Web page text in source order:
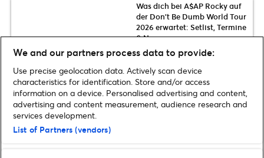
Was dich bei A$AP Rocky auf
der Don’t Be Dumb World Tour
2026 erwartet: Setlist, Termine
& News
2026 solo auf Tour nach
Deutschland
We and our partners process data to provide:
Use precise geolocation data. Actively scan device
characteristics for identification. Store and/or access
information on a device. Personalised advertising and content,
advertising and content measurement, audience research and
services development.
List of Partners (vendors)